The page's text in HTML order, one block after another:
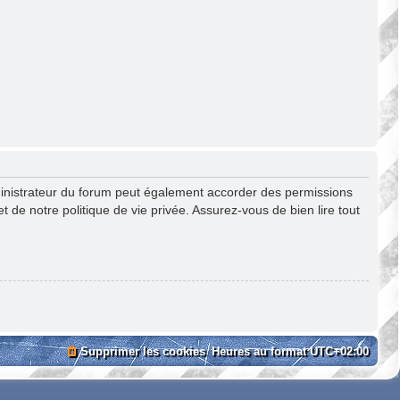
du forum peut également accorder des permissions
de notre politique de vie privée. Assurez-vous de bien lire tout
Heures au formatUTC+02:00
Supprimer les cookies